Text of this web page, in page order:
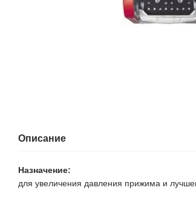
Описание
Назначение:
для увеличения давления прижима и